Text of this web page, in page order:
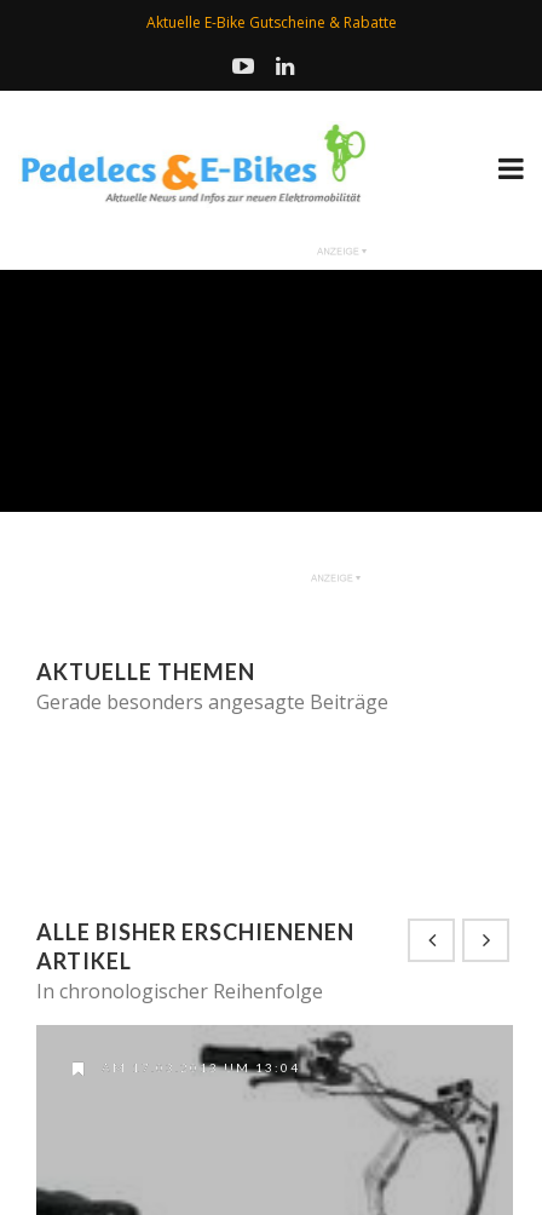
Aktuelle E-Bike Gutscheine & Rabatte
AKTUELLE THEMEN
Gerade besonders angesagte Beiträge
ALLE BISHER ERSCHIENENEN
ARTIKEL
In chronologischer Reihenfolge
AM 17.03.2013 UM 13:04